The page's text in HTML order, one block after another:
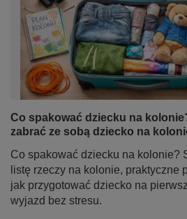
Co spakować dziecku na
zabrać ze sobą dziecko na
Co spakować dziecku na kolonie?
listę rzeczy na kolonie, praktyczne
jak przygotować dziecko na
wyjazd bez stresu.